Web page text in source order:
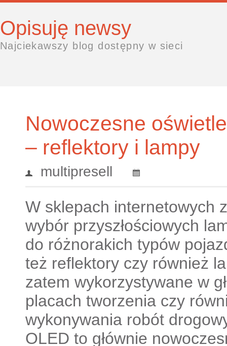
Opisuję newsy
Najciekawszy blog dostępny w sieci
Nowoczesne
– reflektory i lampy
multipresell
W sklepach internetowych
wybór przyszłościowych
do różnorakich typów
też reflektory czy również
zatem wykorzystywane w
placach tworzenia czy
wykonywania robót
OLED to głównie